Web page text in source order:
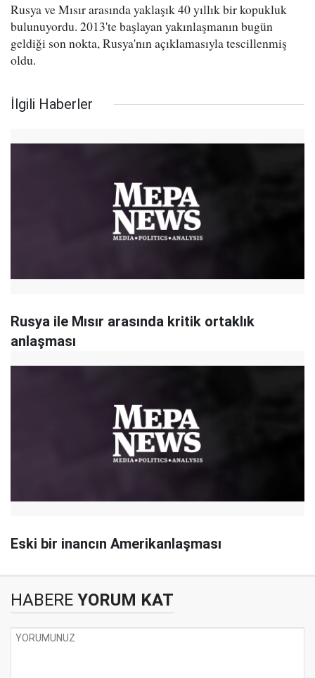
Rusya ve Mısır arasında yaklaşık 40 yıllık bir kopukluk
bulunuyordu. 2013'te başlayan yakınlaşmanın bugün
geldiği son nokta, Rusya'nın açıklamasıyla tescillenmiş
oldu.
İlgili Haberler
Rusya ile Mısır arasında kritik ortaklık
anlaşması
Eski bir inancın Amerikanlaşması
HABERE YORUM KAT